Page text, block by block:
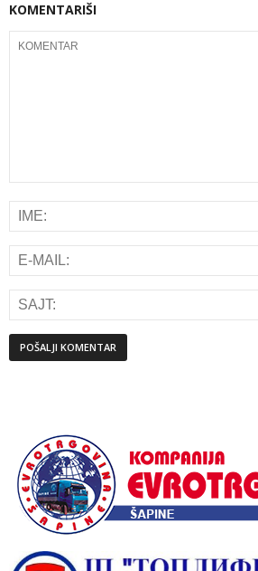
KOMENTARIŠI